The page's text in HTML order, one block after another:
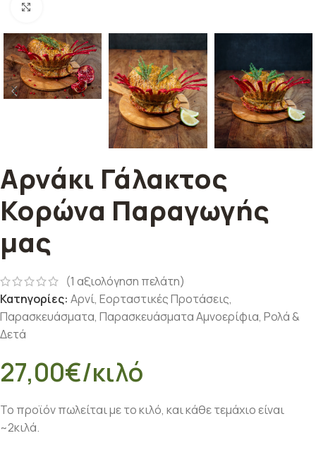
Αρνάκι Γάλακτος
Κορώνα Παραγωγής
μας
(1 αξιολόγηση πελάτη)
Κατηγορίες: Αρνί, Εορταστικές Προτάσεις,
Παρασκευάσματα, Παρασκευάσματα Αμνοερίφια, Ρολά &
Δετά
27,00€/κιλό
Το προϊόν πωλείται με το κιλό, και κάθε τεμάχιο είναι
~2κιλά.